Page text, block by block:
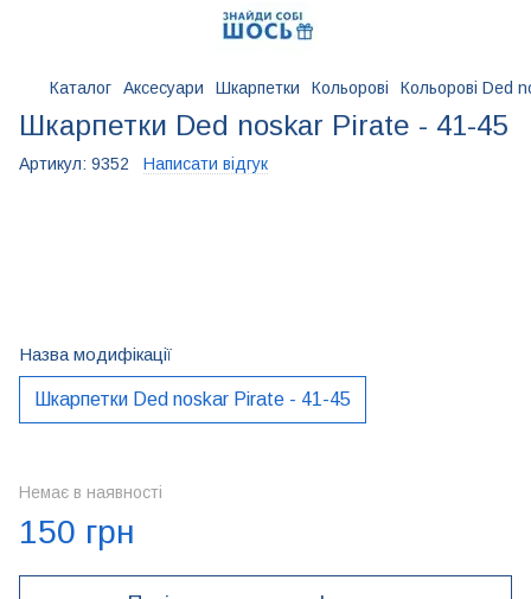
Каталог Аксесуари Шкарпетки Кольорові Кольорові Ded
Шкарпетки Ded noskar Pirate - 41-45
Артикул: 9352 Написати відгук
Назва модифікації
Шкарпетки Ded noskar Pirate - 41-45
Немає в наявності
150 грн